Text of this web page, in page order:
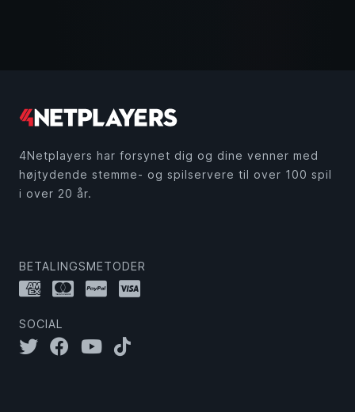
4Netplayers har forsynet dig og dine venner med
højtydende stemme- og spilservere til over 100 spil
i over 20 år.
BETALINGSMETODER
SOCIAL